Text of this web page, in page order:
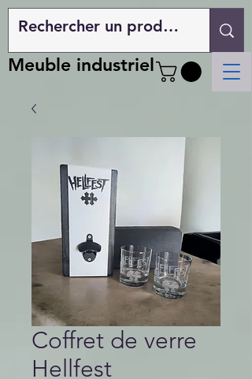
Meuble industriel
Coffret de verre
Hellfest